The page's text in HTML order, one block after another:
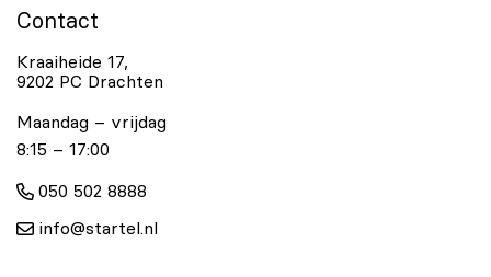
Contact
Kraaiheide 17,
9202 PC Drachten
Maandag – vrijdag
8:15 – 17:00
050 502 8888
info@startel.nl